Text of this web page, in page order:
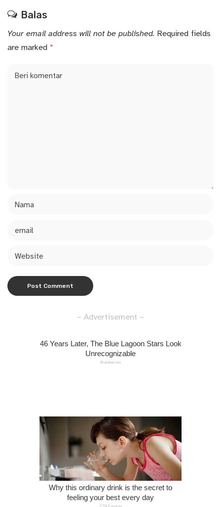
Balas
Your email address will not be published. Required fields
are marked *
– Advertisement –